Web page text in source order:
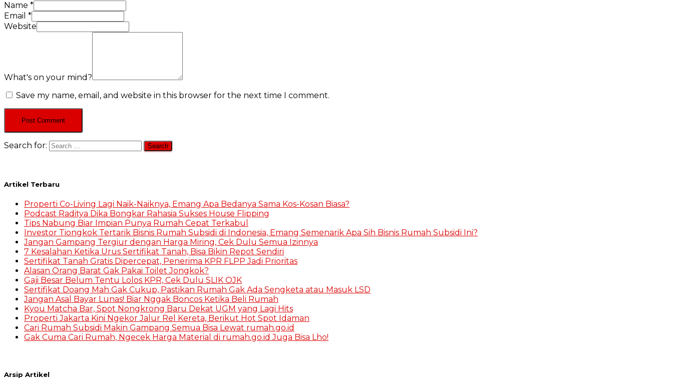
Name *
Email *
Website
What's on your mind?
Save my name, email, and website in this browser for the next time I comment.
Search for:
Artikel Terbaru
Properti Co-Living Lagi Naik-Naiknya, Emang Apa Bedanya Sama Kos-Kosan Biasa?
Podcast Raditya Dika Bongkar Rahasia Sukses House Flipping
Tips Nabung Biar Impian Punya Rumah Cepat Terkabul
Investor Tiongkok Tertarik Bisnis Rumah Subsidi di Indonesia, Emang Semenarik Apa Sih Bisnis Rumah Subsidi Ini?
Jangan Gampang Tergiur dengan Harga Miring, Cek Dulu Semua Izinnya
7 Kesalahan Ketika Urus Sertifikat Tanah, Bisa Bikin Repot Sendiri
Sertifikat Tanah Gratis Dipercepat, Penerima KPR FLPP Jadi Prioritas
Alasan Orang Barat Gak Pakai Toilet Jongkok?
Gaji Besar Belum Tentu Lolos KPR, Cek Dulu SLIK OJK
Sertifikat Doang Mah Gak Cukup, Pastikan Rumah Gak Ada Sengketa atau Masuk LSD
Jangan Asal Bayar Lunas! Biar Nggak Boncos Ketika Beli Rumah
Kyou Matcha Bar, Spot Nongkrong Baru Dekat UGM yang Lagi Hits
Properti Jakarta Kini Ngekor Jalur Rel Kereta, Berikut Hot Spot Idaman
Cari Rumah Subsidi Makin Gampang Semua Bisa Lewat rumah.go.id
Gak Cuma Cari Rumah, Ngecek Harga Material di rumah.go.id Juga Bisa Lho!
Arsip Artikel